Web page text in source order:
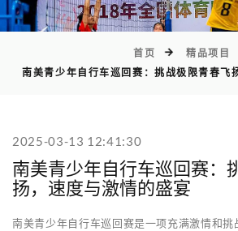
首页
精品项目
南美青少年自行车巡回赛：挑战极限青春飞
2025-03-13 12:41:30
南美青少年自行车巡回赛：
扬，速度与激情的盛宴
南美青少年自行车巡回赛是一项充满激情和挑